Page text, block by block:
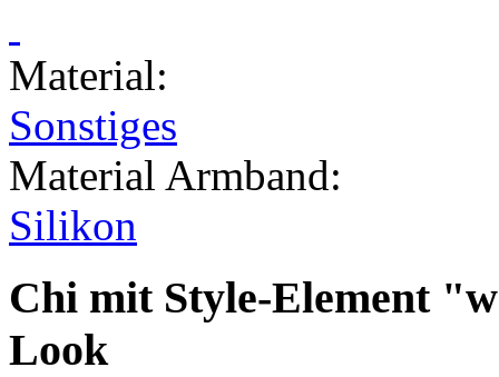
Material:
Sonstiges
Material Armband:
Silikon
Chi mit Style-Element
Look